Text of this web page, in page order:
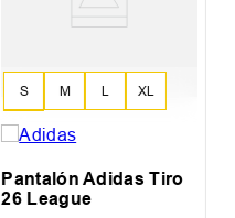
S L
M XL
XXL
Pantalón Adidas Tiro
26 League